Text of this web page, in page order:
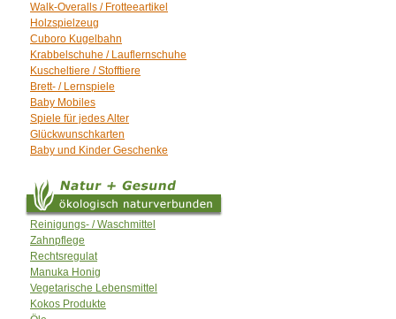
Walk-Overalls / Frotteeartikel
Holzspielzeug
Cuboro Kugelbahn
Krabbelschuhe / Lauflernschuhe
Kuscheltiere / Stofftiere
Brett- / Lernspiele
Baby Mobiles
Spiele für jedes Alter
Glückwunschkarten
Baby und Kinder Geschenke
Reinigungs- / Waschmittel
Zahnpflege
Rechtsregulat
Manuka Honig
Vegetarische Lebensmittel
Kokos Produkte